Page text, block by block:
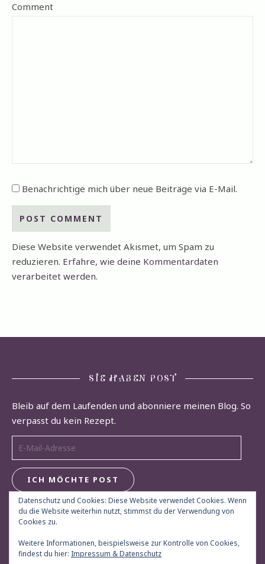
Comment
Benachrichtige mich über neue Beiträge via E-Mail.
Diese Website verwendet Akismet, um Spam zu
reduzieren. Erfahre, wie deine Kommentardaten
verarbeitet werden.
SIE HABEN POST
Bleib auf dem Laufenden und abonniere meinen Blog. So
verpasst du kein Rezept.
E-Mail-Adresse
ICH MÖCHTE POST
Datenschutz und Cookies: Diese Website verwendet Cookies. Wenn
du die Website weiterhin nutzt, stimmst du der Verwendung von
Cookies zu.
Weitere Informationen, beispielsweise zur Kontrolle von Cookies,
findest du hier: Impressum & Datenschutz